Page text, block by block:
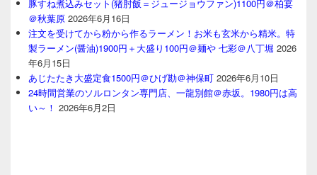
豚すね煮込みセット(猪肘飯＝ジュージョウファン)1100円＠柏宴
＠秋葉原 2026年6月16日
注文を受けてから粉から作るラーメン！お米も玄米から精米。特
製ラーメン(醤油)1900円＋大盛り100円＠麺や 七彩＠八丁堀 2026
年6月15日
あじたたき大盛定食1500円＠ひげ勘＠神保町 2026年6月10日
24時間営業のソルロンタン専門店、一龍別館＠赤坂。1980円は高
い～！ 2026年6月2日